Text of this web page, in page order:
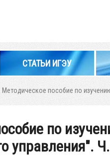
СТАТЬИ ИГЭУ
Методическое пособие по
по
управления".